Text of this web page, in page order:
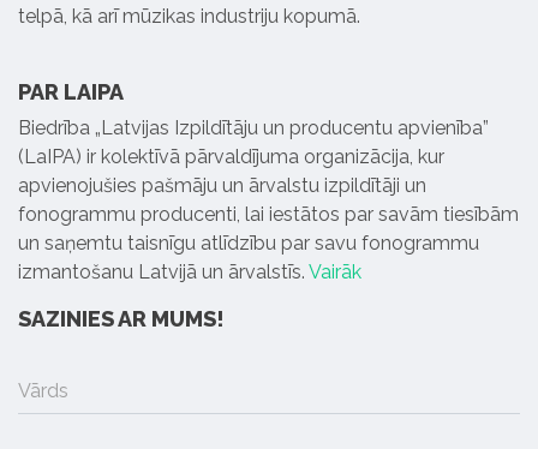
telpā, kā arī mūzikas industriju kopumā.
PAR LAIPA
Biedrība „Latvijas Izpildītāju un producentu apvienība”
(LaIPA) ir kolektīvā pārvaldījuma organizācija, kur
apvienojušies pašmāju un ārvalstu izpildītāji un
fonogrammu producenti, lai iestātos par savām tiesībām
un saņemtu taisnīgu atlīdzību par savu fonogrammu
izmantošanu Latvijā un ārvalstīs. Vairāk
SAZINIES AR MUMS!
Vārds